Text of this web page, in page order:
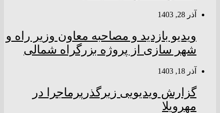
آذر 28, 1403
ویدیو بازدید و مصاحبه معاون وزیر راه و
شهر سازی از پروژه بزرگراه شمالی
آذر 18, 1403
گزارش ویدیویی زیرگذرپرماجرا در
مهرویلا